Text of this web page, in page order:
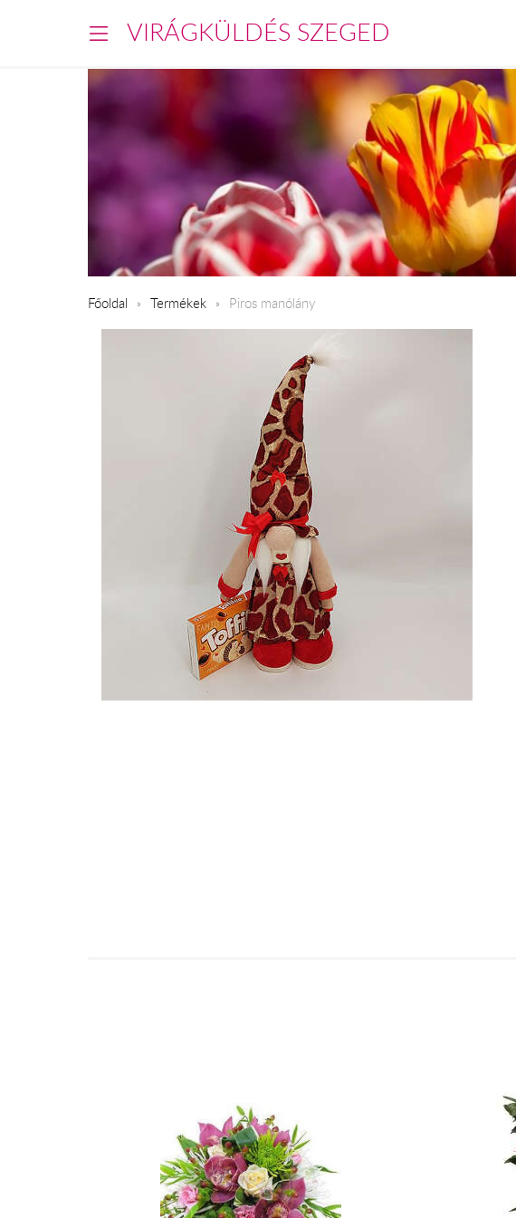
VIRÁGKÜLDÉS SZEGED
Főoldal Termékek Piros manólány